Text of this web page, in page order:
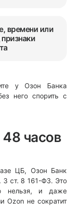
времени или
у Озон Банка
него спорить с
часов
ЦБ, Озон Банк
3 ст. 8 161-ФЗ. Это
нельзя, и даже
Ozon не сократит